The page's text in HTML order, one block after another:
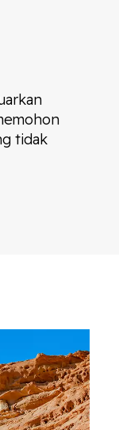
tidak